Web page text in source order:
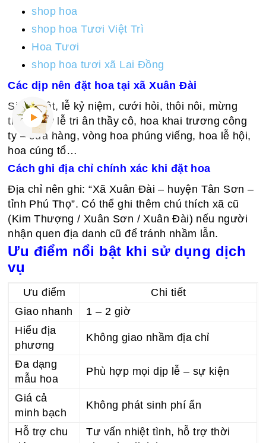
shop hoa
shop hoa Tươi Việt Trì
Hoa Tươi
shop hoa tươi xã Lai Đồng
Các dịp nên đặt hoa tại xã Xuân Đài
Sinh nhật, lễ kỷ niệm, cưới hỏi, thôi nôi, mừng
thọ, ngày lễ tri ân thầy cô, hoa khai trương công
ty – cửa hàng, vòng hoa phúng viếng, hoa lễ hội,
hoa cúng tổ…
Cách ghi địa chỉ chính xác khi đặt hoa
Địa chỉ nên ghi: “Xã Xuân Đài – huyện Tân Sơn –
tỉnh Phú Thọ”. Có thể ghi thêm chú thích xã cũ
(Kim Thượng / Xuân Sơn / Xuân Đài) nếu người
nhận quen địa danh cũ để tránh nhầm lẫn.
Ưu điểm nổi bật khi sử dụng dịch
vụ
Ưu điểm
Chi tiết
Giao nhanh
1 – 2 giờ
Hiểu địa
phương
Không giao nhầm địa chỉ
Đa dạng
mẫu hoa
Phù hợp mọi dịp lễ – sự kiện
Giá cả
minh bạch
Không phát sinh phí ẩn
Hỗ trợ chu
Tư vấn nhiệt tình, hỗ trợ thời